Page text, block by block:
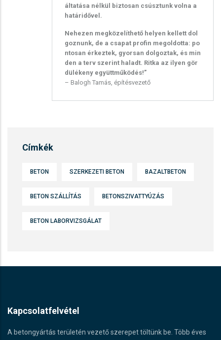
áltatása nélkül biztosan csúsztunk volna a
határidővel.
Nehezen megközelíthető helyen kellett dol
goznunk, de a csapat profin megoldotta: po
ntosan érkeztek, gyorsan dolgoztak, és min
den a terv szerint haladt. Ritka az ilyen gör
dülékeny együttműködés!”
– Balogh Tamás, építésvezető
Címkék
BETON SZERKEZETI BETON BAZALTBETON
BETON SZÁLLÍTÁS BETONSZIVATTYÚZÁS
BETON LABORVIZSGÁLAT
Kapcsolatfelvétel
A betongyártás területén vezető szerepet töltünk be. Több éves